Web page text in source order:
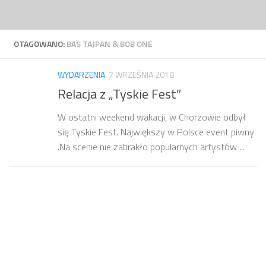
OTAGOWANO:BAS TAJPAN & BOB ONE
WYDARZENIA 7 WRZEŚNIA 2018
Relacja z „Tyskie Fest”
W ostatni weekend wakacji, w Chorzowie odbył
się Tyskie Fest. Największy w Polsce event piwny
.Na scenie nie zabrakło popularnych artystów ...